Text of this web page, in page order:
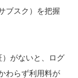
ブスク）を把握
）がないと、ログ
わらず利用料が